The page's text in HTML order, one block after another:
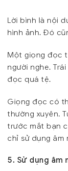
Lời bình là nội
hình ảnh. Đó
Một giọng đọc
người nghe.
đọc quá tệ.
Giọng đọc có
thường xuyên.
trước mắt bạn
chỉ sử dụng âm
5. Sử dụng âm